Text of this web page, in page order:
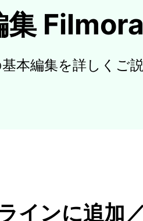
集 Filmora
本編集を詳しくご説
インに追加